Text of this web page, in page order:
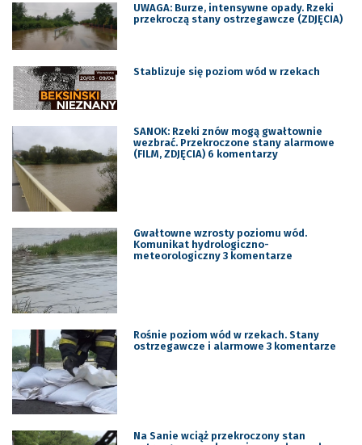
UWAGA: Burze, intensywne opady. Rzeki
przekroczą stany ostrzegawcze (ZDJĘCIA)
Stablizuje się poziom wód w rzekach
SANOK: Rzeki znów mogą gwałtownie
wezbrać. Przekroczone stany alarmowe
(FILM, ZDJĘCIA) 6 komentarzy
Gwałtowne wzrosty poziomu wód.
Komunikat hydrologiczno-
meteorologiczny 3 komentarze
Rośnie poziom wód w rzekach. Stany
ostrzegawcze i alarmowe 3 komentarze
Na Sanie wciąż przekroczony stan